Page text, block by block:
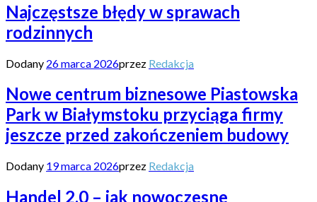
Najczęstsze błędy w sprawach
rodzinnych
Dodany 26 marca 2026przez Redakcja
Nowe centrum biznesowe Piastowska
Park w Białymstoku przyciąga firmy
jeszcze przed zakończeniem budowy
Dodany 19 marca 2026przez Redakcja
Handel 2.0 – jak nowoczesne